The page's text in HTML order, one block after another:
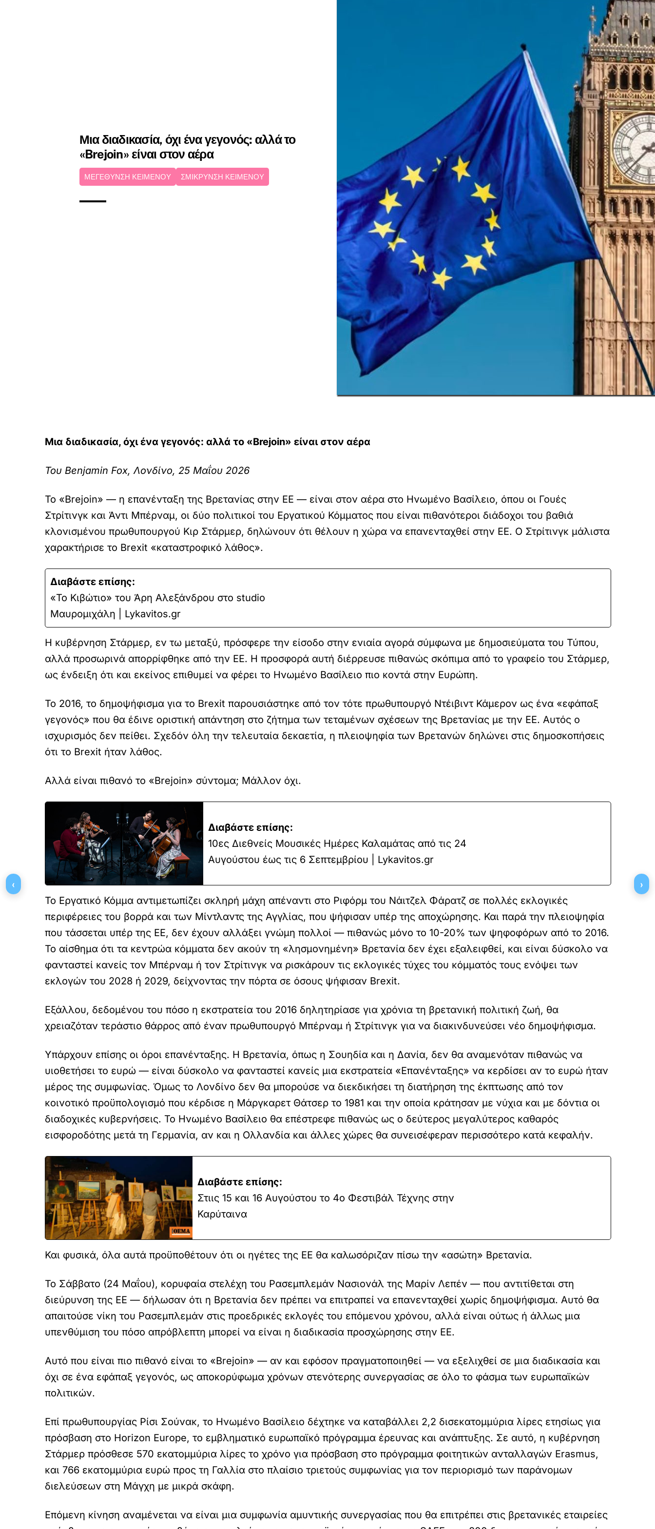
Μια διαδικασία, όχι ένα γεγονός: αλλά το
«Brejoin» είναι στον αέρα
ΜΕΓΕΘΥΝΣΗ ΚΕΙΜΕΝΟΥ ΣΜΙΚΡΥΝΣΗ ΚΕΙΜΕΝΟΥ
Μια διαδικασία, όχι ένα γεγονός: αλλά το «Brejoin» είναι στον αέρα
Του Benjamin Fox, Λονδίνο, 25 Μαΐου 2026
Το «Brejoin» — η επανένταξη της Βρετανίας στην ΕΕ — είναι στον αέρα στο Ηνωμένο Βασίλειο, όπου οι Γουές
Στρίτινγκ και Άντι Μπέρναμ, οι δύο πολιτικοί του Εργατικού Κόμματος που είναι πιθανότεροι διάδοχοι του βαθιά
κλονισμένου πρωθυπουργού Κιρ Στάρμερ, δηλώνουν ότι θέλουν η χώρα να επανενταχθεί στην ΕΕ. Ο Στρίτινγκ μάλιστα
χαρακτήρισε το Brexit «καταστροφικό λάθος».
Διαβάστε επίσης:
«Το Κιβώτιο» του Άρη Αλεξάνδρου στο studio
Μαυρομιχάλη | Lykavitos.gr
Η κυβέρνηση Στάρμερ, εν τω μεταξύ, πρόσφερε την είσοδο στην ενιαία αγορά σύμφωνα με δημοσιεύματα του Τύπου,
αλλά προσωρινά απορρίφθηκε από την ΕΕ. Η προσφορά αυτή διέρρευσε πιθανώς σκόπιμα από το γραφείο του Στάρμερ,
ως ένδειξη ότι και εκείνος επιθυμεί να φέρει το Ηνωμένο Βασίλειο πιο κοντά στην Ευρώπη.
Το 2016, το δημοψήφισμα για το Brexit παρουσιάστηκε από τον τότε πρωθυπουργό Ντέιβιντ Κάμερον ως ένα «εφάπαξ
γεγονός» που θα έδινε οριστική απάντηση στο ζήτημα των τεταμένων σχέσεων της Βρετανίας με την ΕΕ. Αυτός ο
ισχυρισμός δεν πείθει. Σχεδόν όλη την τελευταία δεκαετία, η πλειοψηφία των Βρετανών δηλώνει στις δημοσκοπήσεις
ότι το Brexit ήταν λάθος.
Αλλά είναι πιθανό το «Brejoin» σύντομα; Μάλλον όχι.
Διαβάστε επίσης:
10ες Διεθνείς Μουσικές Ημέρες Καλαμάτας από τις 24
Αυγούστου έως τις 6 Σεπτεμβρίου | Lykavitos.gr
Το Εργατικό Κόμμα αντιμετωπίζει σκληρή μάχη απέναντι στο Ριφόρμ του Νάιτζελ Φάρατζ σε πολλές εκλογικές
περιφέρειες του βορρά και των Μίντλαντς της Αγγλίας, που ψήφισαν υπέρ της αποχώρησης. Και παρά την πλειοψηφία
που τάσσεται υπέρ της ΕΕ, δεν έχουν αλλάξει γνώμη πολλοί — πιθανώς μόνο το 10-20% των ψηφοφόρων από το 2016.
Το αίσθημα ότι τα κεντρώα κόμματα δεν ακούν τη «λησμονημένη» Βρετανία δεν έχει εξαλειφθεί, και είναι δύσκολο να
φανταστεί κανείς τον Μπέρναμ ή τον Στρίτινγκ να ρισκάρουν τις εκλογικές τύχες του κόμματός τους ενόψει των
εκλογών του 2028 ή 2029, δείχνοντας την πόρτα σε όσους ψήφισαν Brexit.
Εξάλλου, δεδομένου του πόσο η εκστρατεία του 2016 δηλητηρίασε για χρόνια τη βρετανική πολιτική ζωή, θα
χρειαζόταν τεράστιο θάρρος από έναν πρωθυπουργό Μπέρναμ ή Στρίτινγκ για να διακινδυνεύσει νέο δημοψήφισμα.
Υπάρχουν επίσης οι όροι επανένταξης. Η Βρετανία, όπως η Σουηδία και η Δανία, δεν θα αναμενόταν πιθανώς να
υιοθετήσει το ευρώ — είναι δύσκολο να φανταστεί κανείς μια εκστρατεία «Επανένταξης» να κερδίσει αν το ευρώ ήταν
μέρος της συμφωνίας. Όμως το Λονδίνο δεν θα μπορούσε να διεκδικήσει τη διατήρηση της έκπτωσης από τον
κοινοτικό προϋπολογισμό που κέρδισε η Μάργκαρετ Θάτσερ το 1981 και την οποία κράτησαν με νύχια και με δόντια οι
διαδοχικές κυβερνήσεις. Το Ηνωμένο Βασίλειο θα επέστρεφε πιθανώς ως ο δεύτερος μεγαλύτερος καθαρός
εισφοροδότης μετά τη Γερμανία, αν και η Ολλανδία και άλλες χώρες θα συνεισέφεραν περισσότερο κατά κεφαλήν.
Διαβάστε επίσης:
Στιις 15 και 16 Αυγούστου το 4ο Φεστιβάλ Τέχνης στην
Καρύταινα
Και φυσικά, όλα αυτά προϋποθέτουν ότι οι ηγέτες της ΕΕ θα καλωσόριζαν πίσω την «ασώτη» Βρετανία.
Το Σάββατο (24 Μαΐου), κορυφαία στελέχη του Ρασεμπλεμάν Νασιονάλ της Μαρίν Λεπέν — που αντιτίθεται στη
διεύρυνση της ΕΕ — δήλωσαν ότι η Βρετανία δεν πρέπει να επιτραπεί να επανενταχθεί χωρίς δημοψήφισμα. Αυτό θα
απαιτούσε νίκη του Ρασεμπλεμάν στις προεδρικές εκλογές του επόμενου χρόνου, αλλά είναι ούτως ή άλλως μια
υπενθύμιση του πόσο απρόβλεπτη μπορεί να είναι η διαδικασία προσχώρησης στην ΕΕ.
Αυτό που είναι πιο πιθανό είναι το «Brejoin» — αν και εφόσον πραγματοποιηθεί — να εξελιχθεί σε μια διαδικασία και
όχι σε ένα εφάπαξ γεγονός, ως αποκορύφωμα χρόνων στενότερης συνεργασίας σε όλο το φάσμα των ευρωπαϊκών
πολιτικών.
Επί πρωθυπουργίας Ρίσι Σούνακ, το Ηνωμένο Βασίλειο δέχτηκε να καταβάλλει 2,2 δισεκατομμύρια λίρες ετησίως για
πρόσβαση στο Horizon Europe, το εμβληματικό ευρωπαϊκό πρόγραμμα έρευνας και ανάπτυξης. Σε αυτό, η κυβέρνηση
Στάρμερ πρόσθεσε 570 εκατομμύρια λίρες το χρόνο για πρόσβαση στο πρόγραμμα φοιτητικών ανταλλαγών Erasmus,
και 766 εκατομμύρια ευρώ προς τη Γαλλία στο πλαίσιο τριετούς συμφωνίας για τον περιορισμό των παράνομων
διελεύσεων στη Μάγχη με μικρά σκάφη.
Επόμενη κίνηση αναμένεται να είναι μια συμφωνία αμυντικής συνεργασίας που θα επιτρέπει στις βρετανικές εταιρείες
‹ ›